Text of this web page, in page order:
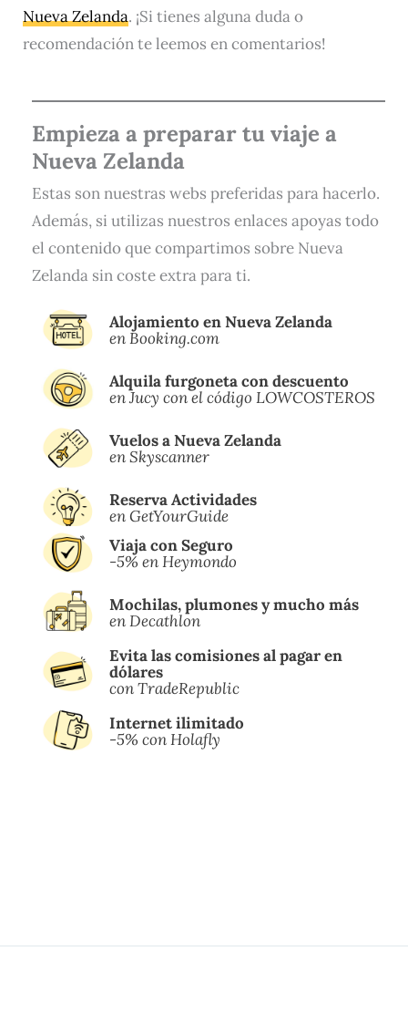
Nueva Zelanda. ¡Si tienes alguna duda o
recomendación te leemos en comentarios!
Empieza a preparar tu viaje a
Nueva Zelanda
Estas son nuestras webs preferidas para hacerlo.
Además, si utilizas nuestros enlaces apoyas todo
el contenido que compartimos sobre Nueva
Zelanda sin coste extra para ti.
Alojamiento en Nueva Zelanda
en Booking.com
Alquila furgoneta con descuento
en Jucy con el código LOWCOSTEROS
Vuelos a Nueva Zelanda
en Skyscanner
Reserva Actividades
enGetYourGuide
Viaja con Seguro
-5% en Heymondo
Mochilas, plumones y mucho más
en Decathlon
Evita las comisiones al pagar en
dólares
con TradeRepublic
Internet ilimitado
-5% con Holafly